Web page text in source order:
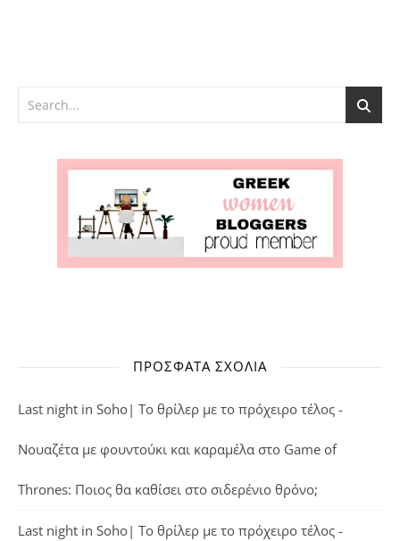
ΠΡΌΣΦΑΤΑ ΣΧΌΛΙΑ
Last night in Soho| Το θρίλερ με το πρόχειρο τέλος -
Νουαζέτα με φουντούκι και καραμέλα στο Game of
Thrones: Ποιος θα καθίσει στο σιδερένιο θρόνο;
Last night in Soho| Το θρίλερ με το πρόχειρο τέλος -